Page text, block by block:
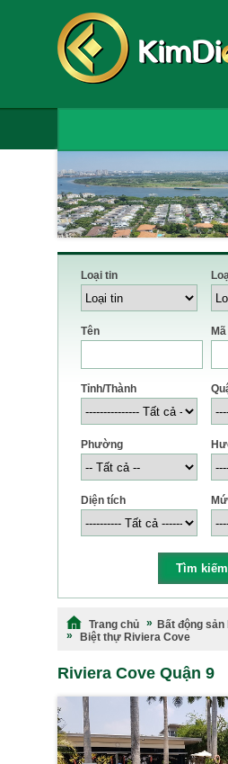
Loại tin
Tên
Tỉnh/Thành
Phường
Diện tích
Trang chủ
Bất động sản
Biệt thự Riviera Cove
Riviera Cove Quận 9